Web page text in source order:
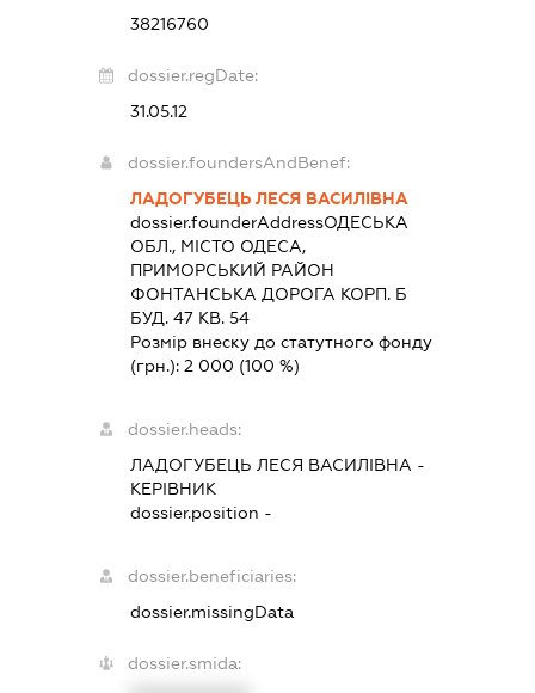
38216760
dossier.regDate:
31.05.12
dossier.foundersAndBenef:
ЛАДОГУБЕЦЬ ЛЕСЯ ВАСИЛІВНА
dossier.founderAddressОДЕСЬКА
ОБЛ., МІСТО ОДЕСА,
ПРИМОРСЬКИЙ РАЙОН
ФОНТАНСЬКА ДОРОГА КОРП. Б
БУД. 47 КВ. 54
Розмір внеску до статутного фонду
(грн.): 2 000 (100 %)
dossier.heads:
ЛАДОГУБЕЦЬ ЛЕСЯ ВАСИЛІВНА -
КЕРІВНИК
dossier.position -
dossier.beneficiaries:
dossier.missingData
dossier.smida: